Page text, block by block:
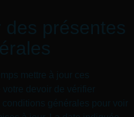
présentes
mettre à jour ces
devoir de vérifier
générales pour voir